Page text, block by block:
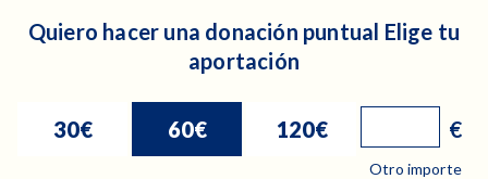
Quiero hacer una donación puntual Elige tu
aportación
30€ 60€ 120€
Otro importe
€